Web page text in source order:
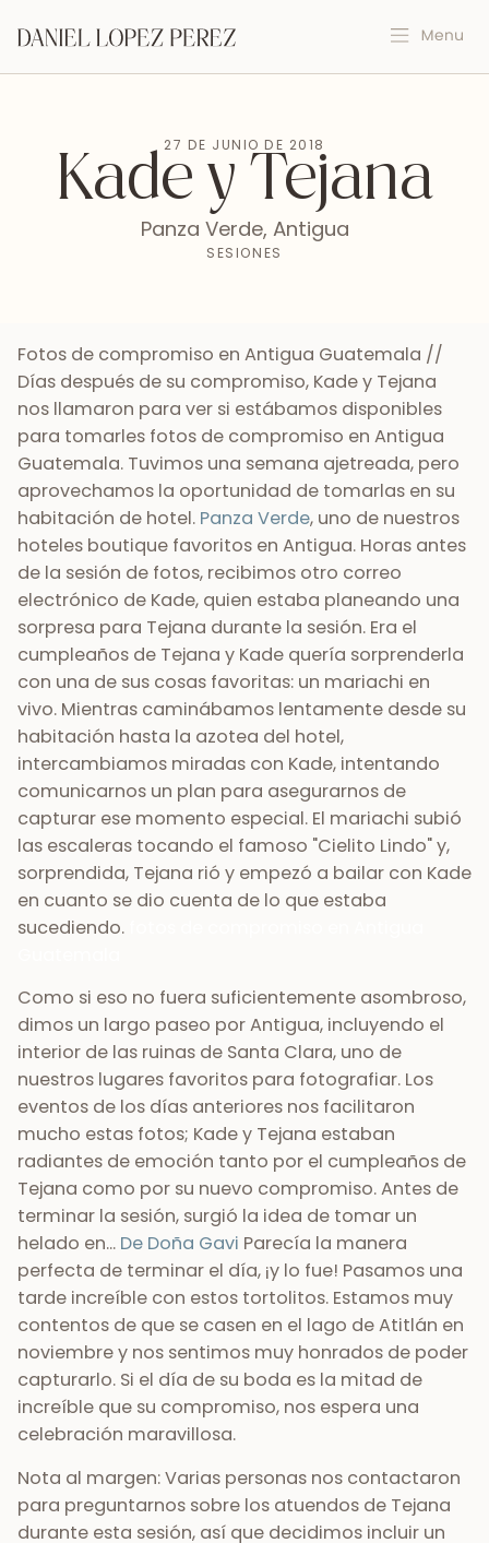
27 DE JUNIO DE 2018
Kade y Tejana
Panza Verde, Antigua
SESIONES
Fotos de compromiso en Antigua Guatemala //
Días después de su compromiso, Kade y Tejana
nos llamaron para ver si estábamos disponibles
para tomarles fotos de compromiso en Antigua
Guatemala. Tuvimos una semana ajetreada, pero
aprovechamos la oportunidad de tomarlas en su
habitación de hotel. Panza Verde, uno de nuestros
hoteles boutique favoritos en Antigua. Horas antes
de la sesión de fotos, recibimos otro correo
electrónico de Kade, quien estaba planeando una
sorpresa para Tejana durante la sesión. Era el
cumpleaños de Tejana y Kade quería sorprenderla
con una de sus cosas favoritas: un mariachi en
vivo. Mientras caminábamos lentamente desde su
habitación hasta la azotea del hotel,
intercambiamos miradas con Kade, intentando
comunicarnos un plan para asegurarnos de
capturar ese momento especial. El mariachi subió
las escaleras tocando el famoso "Cielito Lindo" y,
sorprendida, Tejana rió y empezó a bailar con Kade
en cuanto se dio cuenta de lo que estaba
sucediendo.
Como si eso no fuera suficientemente asombroso,
dimos un largo paseo por Antigua, incluyendo el
interior de las ruinas de Santa Clara, uno de
nuestros lugares favoritos para fotografiar. Los
eventos de los días anteriores nos facilitaron
mucho estas fotos; Kade y Tejana estaban
radiantes de emoción tanto por el cumpleaños de
Tejana como por su nuevo compromiso. Antes de
terminar la sesión, surgió la idea de tomar un
helado en... De Doña Gavi Parecía la manera
perfecta de terminar el día, ¡y lo fue! Pasamos una
tarde increíble con estos tortolitos. Estamos muy
contentos de que se casen en el lago de Atitlán en
noviembre y nos sentimos muy honrados de poder
capturarlo. Si el día de su boda es la mitad de
increíble que su compromiso, nos espera una
celebración maravillosa.
Nota al margen: Varias personas nos contactaron
para preguntarnos sobre los atuendos de Tejana
durante esta sesión, así que decidimos incluir un